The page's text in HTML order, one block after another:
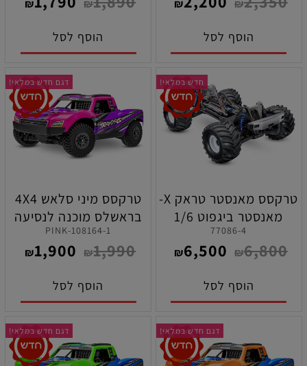
₪
₪
הוסף לסל
₪
₪
הוסף לסל
חדש במלאי!
טרקסס מאנסטר טראק X-
מאנסטר ביגפוט 1/6
BELTED ( כולל חופה )
מוכנה לנסיעה
77086-4
₪6,800
₪6,500
הוסף לסל
דגם חדש במלאי!
טרקסס מיני סלאש 4X4
בראשלס מוכנה לנסיעה
בגודל 1/16 בצבע ורוד108164-1-PINK
₪1,990
₪1,900
הוסף לסל
דגם חדש במלאי! דגם חדש במלאי!